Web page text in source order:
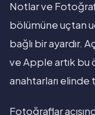
Notlar ve
bölümüne uçtan
bağlı bir ayardır.
ve Apple artık bu
anahtarları elinde
Fotoğraflar